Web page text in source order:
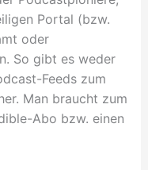
Portal (bzw.
oder
So gibt es weder
Feeds zum
Man braucht zum
Abo bzw. einen